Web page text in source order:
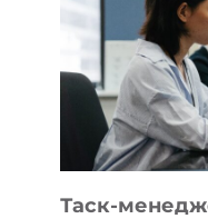
ДО
102
Таск-